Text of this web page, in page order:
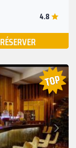
4.8
RÉSERVER
Suivant